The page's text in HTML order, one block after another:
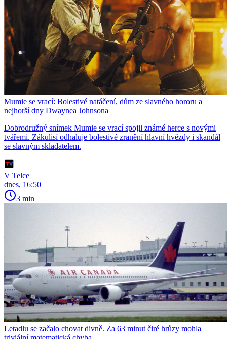
Mumie se vrací: Bolestivé natáčení, dům ze slavného hororu a
nejhorší dny Dwaynea Johnsona
Dobrodružný snímek Mumie se vrací spojil známé herce s novými
tvářemi. Zákulisí odhaluje bolestivé zranění hlavní hvězdy i skandál
se slavným skladatelem.
V Telce
dnes, 16:50
3 min
Letadlu se začalo chovat divně. Za 63 minut čiré hrůzy mohla